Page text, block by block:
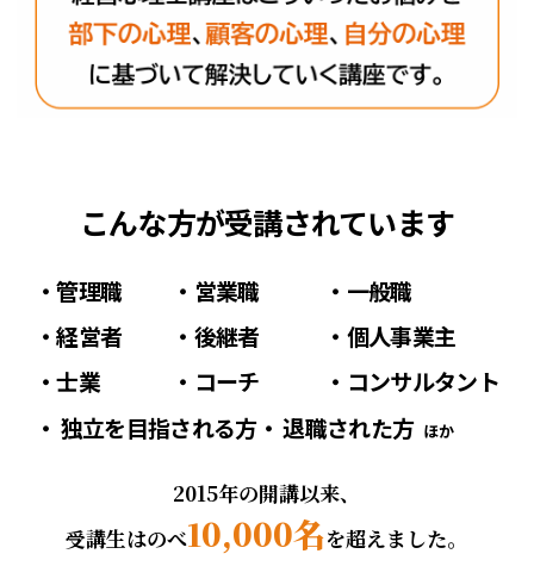
こんな方が受講されています
管理職 営業職
一般職
経営者
後継者
個人事業主
士業
コーチ
コンサルタント
独立を目指される方
退職された方 ほか
2015年の開講以来、
受講生はのべ10,000名を超えました。